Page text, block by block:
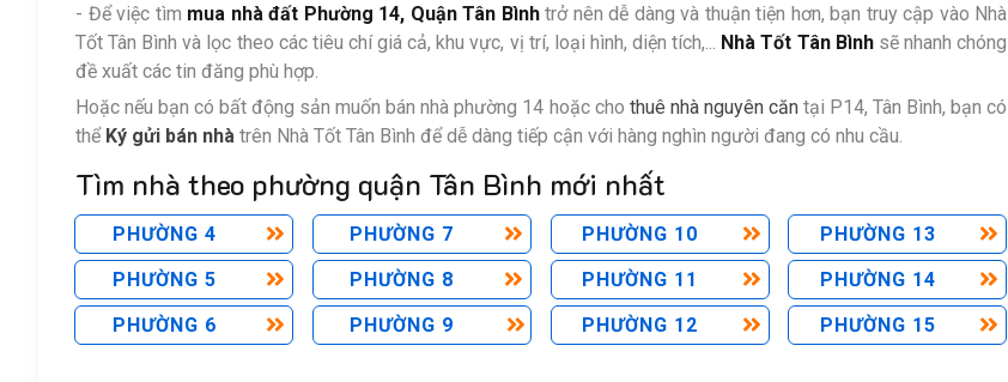
- Để việc tìm mua nhà đất Phường 14, Quận Tân Bìnhtrở nên dễ dàng và thuận tiện hơn, bạn truy cập vào Nhà
Tốt Tân Bình và lọc theo các tiêu chí giá cả, khu vực, vị trí, loại hình, diện tích,... Nhà Tốt Tân Bìnhsẽ nhanh chóng
đề xuất các tin đăng phù hợp.
Hoặc nếu bạn có bất động sản muốn bán nhà phường 14 hoặc cho thuê nhà nguyên căntại P14, Tân Bình, bạn có
thể Ký gửi bán nhà trên Nhà Tốt Tân Bình để dễ dàng tiếp cận với hàng nghìn người đang có nhu cầu.
Tìm nhà theo phường quận Tân Bình mới nhất
PHƯỜNG 4
PHƯỜNG 5
PHƯỜNG 6
PHƯỜNG 7
PHƯỜNG 8
PHƯỜNG 9
PHƯỜNG 10
PHƯỜNG 11
PHƯỜNG 12
PHƯỜNG 13
PHƯỜNG 14
PHƯỜNG 15